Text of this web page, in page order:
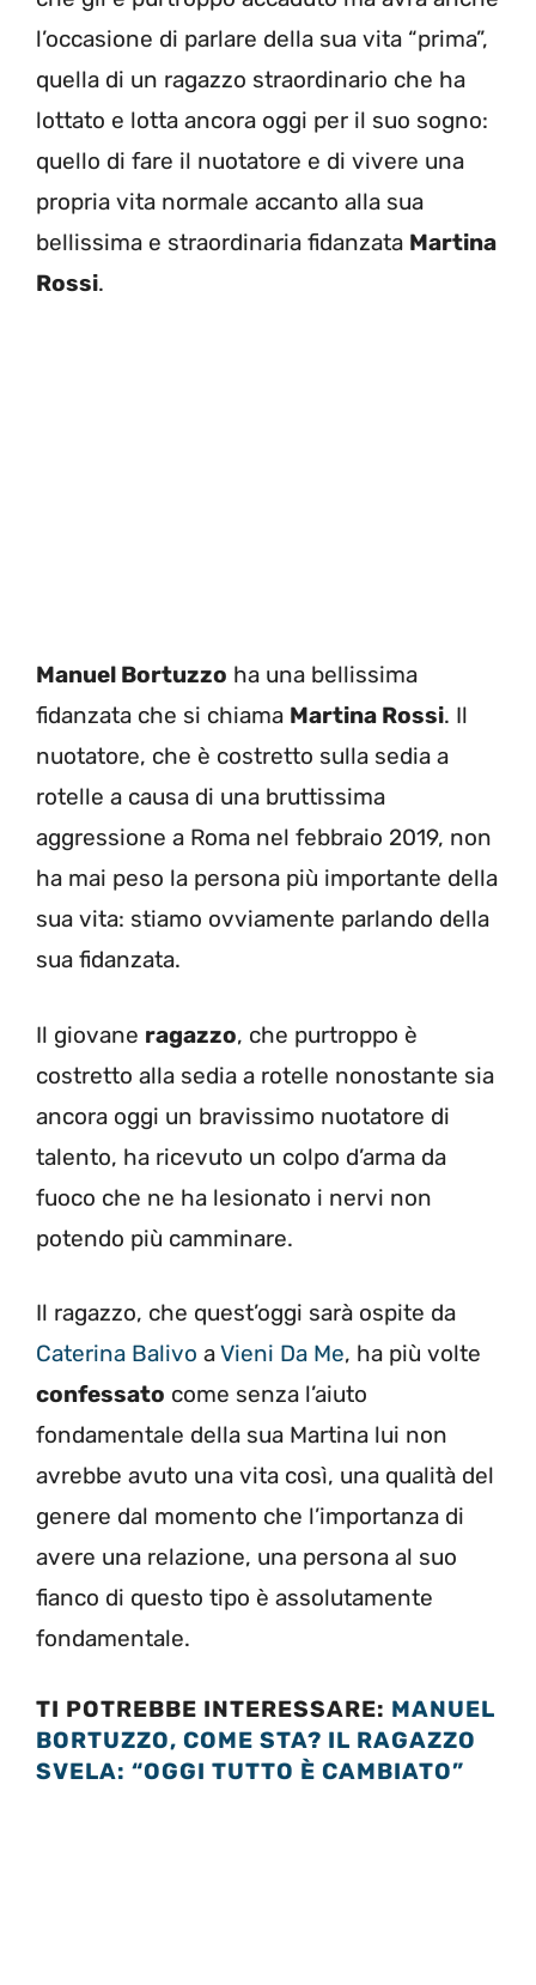
l’occasione di parlare della sua vita “prima”,
quella di un ragazzo straordinario che ha
lottato e lotta ancora oggi per il suo sogno:
quello di fare il nuotatore e di vivere una
propria vita normale accanto alla sua
bellissima e straordinaria fidanzata Martina
Rossi.
Manuel Bortuzzo ha una bellissima
fidanzata che si chiama Martina Rossi. Il
nuotatore, che è costretto sulla sedia a
rotelle a causa di una bruttissima
aggressione a Roma nel febbraio 2019, non
ha mai peso la persona più importante della
sua vita: stiamo ovviamente parlando della
sua fidanzata.
Il giovane ragazzo, che purtroppo è
costretto alla sedia a rotelle nonostante sia
ancora oggi un bravissimo nuotatore di
talento, ha ricevuto un colpo d’arma da
fuoco che ne ha lesionato i nervi non
potendo più camminare.
Il ragazzo, che quest’oggi sarà ospite da
Caterina Balivo aVieni Da Me, ha più volte
confessato come senza l’aiuto
fondamentale della sua Martina lui non
avrebbe avuto una vita così, una qualità del
genere dal momento che l’importanza di
avere una relazione, una persona al suo
fianco di questo tipo è assolutamente
fondamentale.
TI POTREBBE INTERESSARE: MANUEL
BORTUZZO, COME STA? IL RAGAZZO
SVELA: “OGGI TUTTO È CAMBIATO”